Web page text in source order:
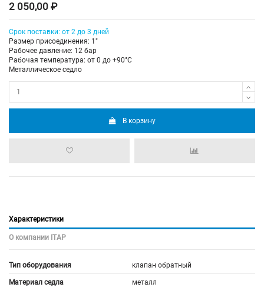
2 050,00 ₽
Срок поставки: от 2 до 3 дней
Размер присоединения: 1"
Рабочее давление: 12 бар
Рабочая температура: от 0 до +90°С
Металлическое седло
В корзину
Характеристики
О компании ITAP
Тип оборудования клапан обратный
Материал седла металл